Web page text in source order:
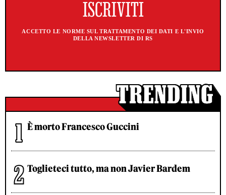
ACCETTO LE NORME SUL TRATTAMENTO DEI DATI E L'INVIO
DELLA NEWSLETTER DI RS
È morto Francesco Guccini
Toglieteci tutto, ma non Javier Bardem